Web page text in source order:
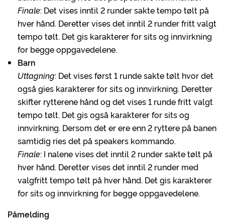
Finale: Det vises inntil 2 runder sakte tempo tølt på
hver hånd. Deretter vises det inntil 2 runder fritt valgt
tempo tølt. Det gis karakterer for sits og innvirkning
for begge oppgavedelene.
Barn
Uttagning: Det vises først 1 runde sakte tølt hvor det
også gies karakterer for sits og innvirkning. Deretter
skifter rytterene hånd og det vises 1 runde fritt valgt
tempo tølt. Det gis også karakterer for sits og
innvirkning. Dersom det er ere enn 2 ryttere på banen
samtidig ries det på speakers kommando.
Finale: I nalene vises det inntil 2 runder sakte tølt på
hver hånd. Deretter vises det inntil 2 runder med
valgfritt tempo tølt på hver hånd. Det gis karakterer
for sits og innvirkning for begge oppgavedelene.
Påmelding